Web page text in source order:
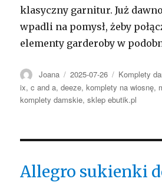
klasyczny garnitur. Już
wpadli na pomysł, żeby
elementy garderoby w
Autor
Joana Opublikowano
2025-07-26 Kategorie
Komplety
ix,c and a,deeze,komplety na wiosnę,
komplety damskie,sklep ebutik.pl
Allegro sukienki